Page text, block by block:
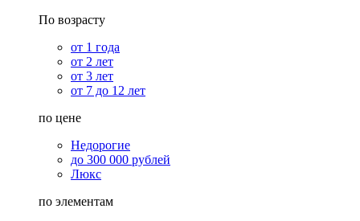
По возрасту
от 1 года
от 2 лет
от 3 лет
от 7 до 12 лет
по цене
Недорогие
до 300 000 рублей
Люкс
по элементам